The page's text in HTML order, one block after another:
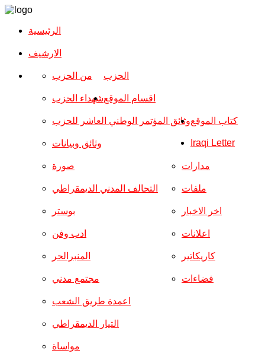
الرئيسية
الارشیف
الحزب من الحزب
شهداء الحزب
وثائق المؤتمر الوطني العاشر للحزب
وثائق وبيانات
اقسام الموقع
صورة
التحالف المدني الديمقراطي
بوستر
ادب وفن
المنبرالحر
مجتمع مدني
مدارات
ملفات
اخر الاخبار
اعلانات
كاريكاتير
فضاءات
اعمدة طريق الشعب
التيار الديمقراطي
مواساة
كتاب الموقع
Iraqi Letter